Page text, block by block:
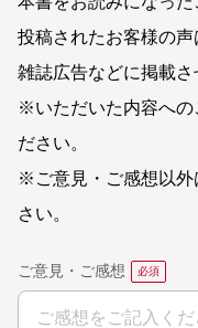
投稿されたお客様の声
雑誌広告などに掲載さ
※いただいた内容への
ださい。
※ご意見・ご感想以外
さい。
ご意見・ご感想